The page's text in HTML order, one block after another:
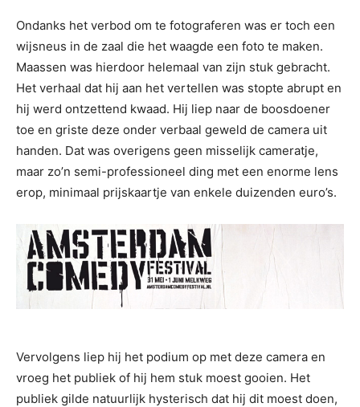
Ondanks het verbod om te fotograferen was er toch een
wijsneus in de zaal die het waagde een foto te maken.
Maassen was hierdoor helemaal van zijn stuk gebracht.
Het verhaal dat hij aan het vertellen was stopte abrupt en
hij werd ontzettend kwaad. Hij liep naar de boosdoener
toe en griste deze onder verbaal geweld de camera uit
handen. Dat was overigens geen misselijk cameratje,
maar zo’n semi-professioneel ding met een enorme lens
erop, minimaal prijskaartje van enkele duizenden euro’s.
Vervolgens liep hij het podium op met deze camera en
vroeg het publiek of hij hem stuk moest gooien. Het
publiek gilde natuurlijk hysterisch dat hij dit moest doen,